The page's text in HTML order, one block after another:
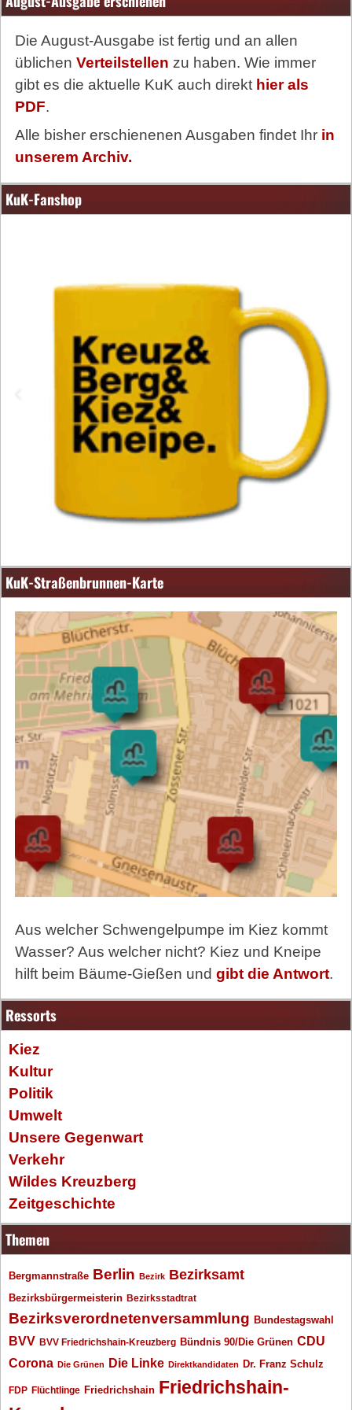
Die August-Ausgabe ist fertig und an allen
üblichen Verteilstellen zu haben. Wie immer
gibt es die aktuelle KuK auch direkt hier als
PDF.
Alle bisher erschienenen Ausgaben findet Ihr in
unserem Archiv.
KuK-Fanshop
KuK-Straßenbrunnen-Karte
Aus welcher Schwengelpumpe im Kiez kommt
Wasser? Aus welcher nicht? Kiez und Kneipe
hilft beim Bäume-Gießen und gibt die Antwort.
Ressorts
Kiez
Kultur
Politik
Umwelt
Unsere Gegenwart
Verkehr
Wildes Kreuzberg
Zeitgeschichte
Themen
Bergmannstraße Berlin Bezirk Bezirksamt
Bezirksbürgermeisterin Bezirksstadtrat
Bezirksverordnetenversammlung Bundestagswahl
BVV BVV Friedrichshain-Kreuzberg Bündnis 90/Die Grünen CDU
Corona Die Grünen Die Linke Direktkandidaten Dr. Franz Schulz
FDP Flüchtlinge Friedrichshain Friedrichshain-